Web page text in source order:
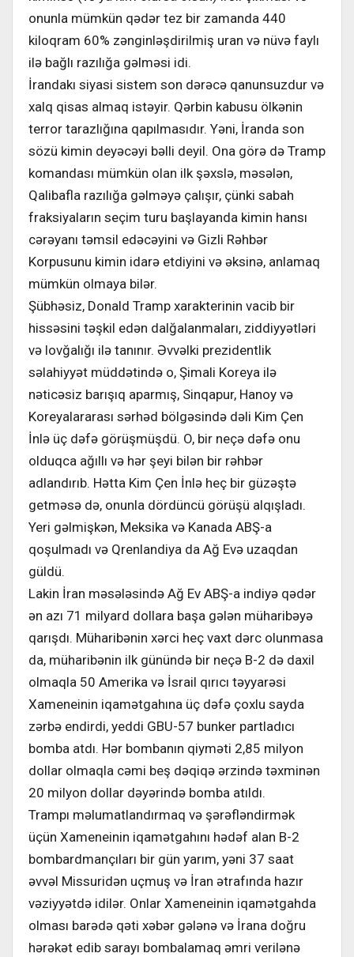
onunla mümkün qədər tez bir zamanda 440
kiloqram 60% zənginləşdirilmiş uran və nüvə faylı
ilə bağlı razılığa gəlməsi idi.
İrandakı siyasi sistem son dərəcə qanunsuzdur və
xalq qisas almaq istəyir. Qərbin kabusu ölkənin
terror tarazlığına qapılmasıdır. Yəni, İranda son
sözü kimin deyəcəyi bəlli deyil. Ona görə də Tramp
komandası mümkün olan ilk şəxslə, məsələn,
Qalibafla razılığa gəlməyə çalışır, çünki sabah
fraksiyaların seçim turu başlayanda kimin hansı
cərəyanı təmsil edəcəyini və Gizli Rəhbər
Korpusunu kimin idarə etdiyini və əksinə, anlamaq
mümkün olmaya bilər.
Şübhəsiz, Donald Tramp xarakterinin vacib bir
hissəsini təşkil edən dalğalanmaları, ziddiyyətləri
və lovğalığı ilə tanınır. Əvvəlki prezidentlik
səlahiyyət müddətində o, Şimali Koreya ilə
nəticəsiz barışıq aparmış, Sinqapur, Hanoy və
Koreyalararası sərhəd bölgəsində dəli Kim Çen
İnlə üç dəfə görüşmüşdü. O, bir neçə dəfə onu
olduqca ağıllı və hər şeyi bilən bir rəhbər
adlandırıb. Hətta Kim Çen İnlə heç bir güzəştə
getməsə də, onunla dördüncü görüşü alqışladı.
Yeri gəlmişkən, Meksika və Kanada ABŞ-a
qoşulmadı və Qrenlandiya da Ağ Evə uzaqdan
güldü.
Lakin İran məsələsində Ağ Ev ABŞ-a indiyə qədər
ən azı 71 milyard dollara başa gələn müharibəyə
qarışdı. Müharibənin xərci heç vaxt dərc olunmasa
da, müharibənin ilk günündə bir neçə B-2 də daxil
olmaqla 50 Amerika və İsrail qırıcı təyyarəsi
Xameneinin iqamətgahına üç dəfə çoxlu sayda
zərbə endirdi, yeddi GBU-57 bunker partladıcı
bomba atdı. Hər bombanın qiyməti 2,85 milyon
dollar olmaqla cəmi beş dəqiqə ərzində təxminən
20 milyon dollar dəyərində bomba atıldı.
Trampı məlumatlandırmaq və şərəfləndirmək
üçün Xameneinin iqamətgahını hədəf alan B-2
bombardmançıları bir gün yarım, yəni 37 saat
əvvəl Missuridən uçmuş və İran ətrafında hazır
vəziyyətdə idilər. Onlar Xameneinin iqamətgahda
olması barədə qəti xəbər gələnə və İrana doğru
hərəkət edib sarayı bombalamaq əmri verilənə